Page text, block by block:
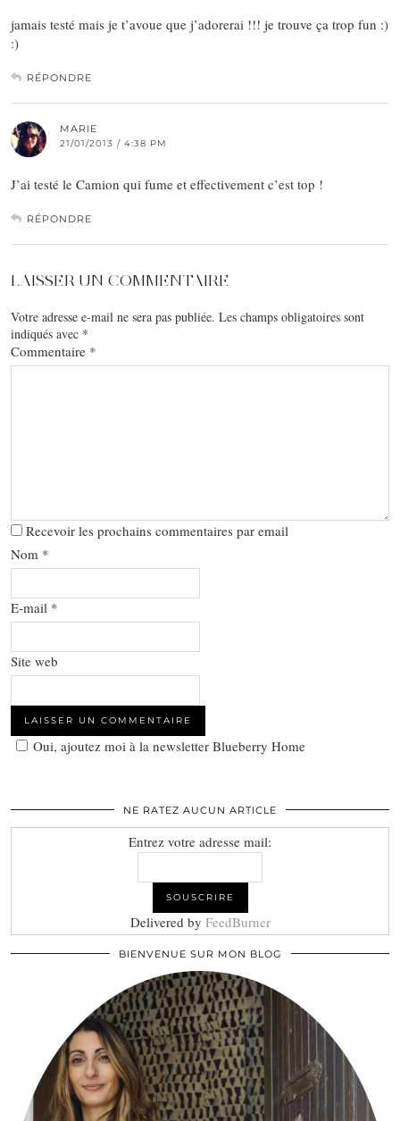
jamais testé mais je t’avoue que j’adorerai !!! je trouve ça trop fun :)
:)
RÉPONDRE
MARIE
21/01/2013 / 4:38 PM
J’ai testé le Camion qui fume et effectivement c’est top !
RÉPONDRE
LAISSER UN COMMENTAIRE
Votre adresse e-mail ne sera pas publiée. Les champs obligatoires sont
indiqués avec *
Commentaire *
Recevoir les prochains commentaires par email
Nom *
E-mail *
Site web
Oui, ajoutez moi à la newsletter Blueberry Home
NE RATEZ AUCUN ARTICLE
Entrez votre adresse mail:
Delivered by FeedBurner
BIENVENUE SUR MON BLOG